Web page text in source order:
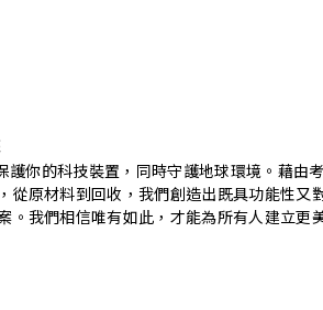
護你的科技裝置，同時守護地球環境。藉由
從原材料到回收，我們創造出既具功能性又
。我們相信唯有如此，才能為所有人建立更